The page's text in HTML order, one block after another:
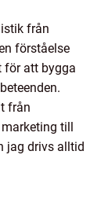
från
förståelse
för att bygga
från
till
jag drivs alltid